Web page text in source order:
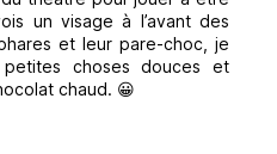
un visage à l’avant des
et leur pare-choc, je
choses douces et
chaud. 😀